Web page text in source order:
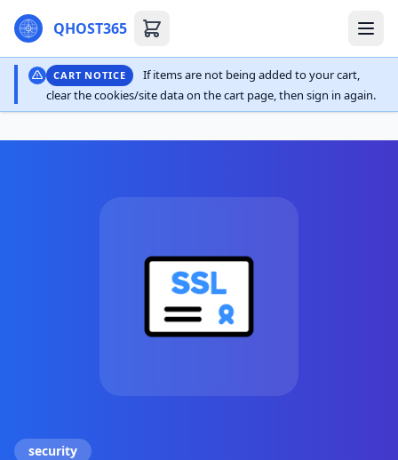
QHOST365
CART NOTICE
If items are not being added to your cart,
clear the cookies/site data on the cart page, then sign in again.
security